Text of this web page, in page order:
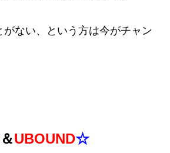
がない、という方は今がチャン
＆UBOUND☆